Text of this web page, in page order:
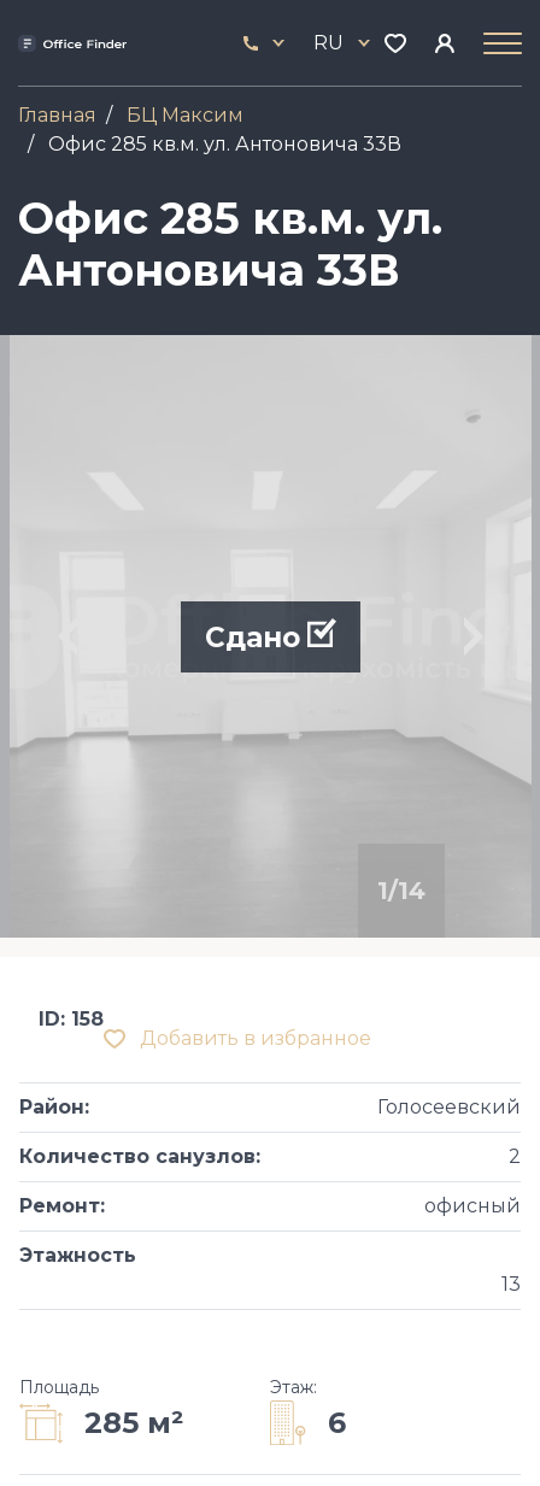
содержанию
444
17
RU
Главная
БЦ Максим
Офис 285 кв.м. ул. Антоновича 33В
Офис 285 кв.м. ул.
Антоновича 33В
1/14
Сдано
Добавить в избранное
ID: 158
Район: Голосеевский
Количество санузлов: 2
Ремонт: офисный
Этажность
13
Площадь
285 м²
Этаж:
6